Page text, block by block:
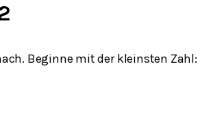
Beginne mit der kleinsten Zahl: